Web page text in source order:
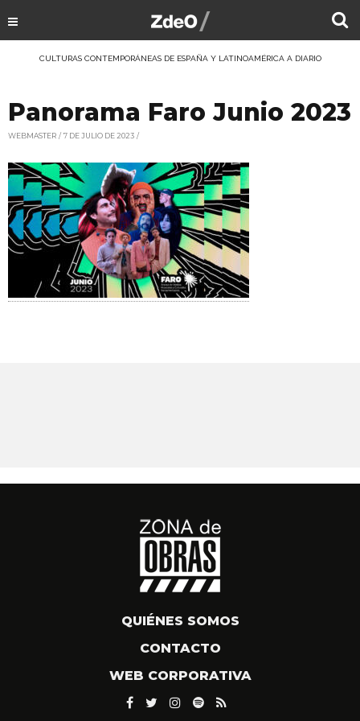
CULTURAS CONTEMPORÁNEAS DE ESPAÑA Y LATINOAMÉRICA A DIARIO
Panorama Faro Junio 2023
WEBMASTER 7 DE JULIO DE 2023
QUIÉNES SOMOS
CONTACTO
WEB CORPORATIVA